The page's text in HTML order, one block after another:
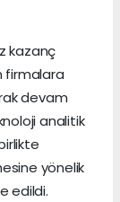
kazanç
firmalara
devam
analitik
yönelik
edildi.